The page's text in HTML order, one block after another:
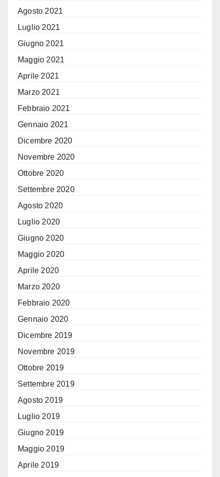
Agosto 2021
Luglio 2021
Giugno 2021
Maggio 2021
Aprile 2021
Marzo 2021
Febbraio 2021
Gennaio 2021
Dicembre 2020
Novembre 2020
Ottobre 2020
Settembre 2020
Agosto 2020
Luglio 2020
Giugno 2020
Maggio 2020
Aprile 2020
Marzo 2020
Febbraio 2020
Gennaio 2020
Dicembre 2019
Novembre 2019
Ottobre 2019
Settembre 2019
Agosto 2019
Luglio 2019
Giugno 2019
Maggio 2019
Aprile 2019